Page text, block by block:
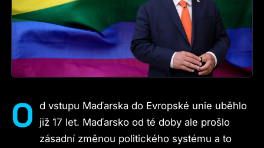
O d vstupu Maďarska do Evropské unie uběhlo
již 17 let. Maďarsko od té doby ale prošlo
zásadní změnou politického systému a to